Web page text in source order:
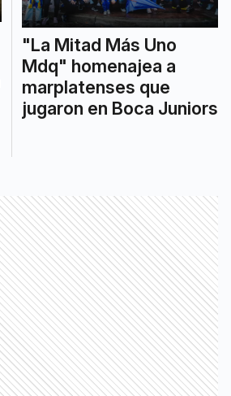
"La Mitad Más Uno
Mdq" homenajea a
marplatenses que
jugaron en Boca Juniors